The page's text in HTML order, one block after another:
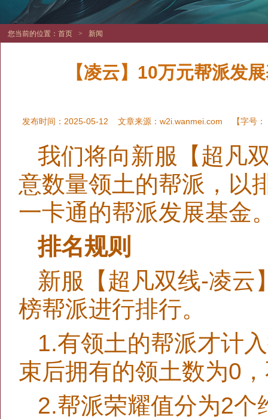
您当前的位置： 首页 > 新闻
【凌云】10万元帮派发
发布时间：2025-05-12 文章来源： w2i.wanmei.com 【字号：
我们将向新服【超凡
意数量领土的帮派，以
一卡通的帮派发展基金
排名规则
新服【超凡双线-凌云
榜帮派进行排行。
1.有领土的帮派才计
束后拥有的领土数为0
2.帮派荣耀值分为2个